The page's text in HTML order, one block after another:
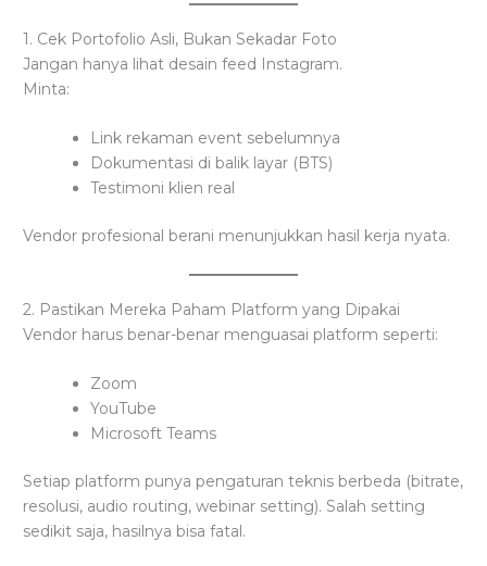
1. Cek Portofolio Asli, Bukan Sekadar Foto
Jangan hanya lihat desain feed Instagram.
Minta:
Link rekaman event sebelumnya
Dokumentasi di balik layar (BTS)
Testimoni klien real
Vendor profesional berani menunjukkan hasil kerja nyata.
2. Pastikan Mereka Paham Platform yang Dipakai
Vendor harus benar-benar menguasai platform seperti:
Zoom
YouTube
Microsoft Teams
Setiap platform punya pengaturan teknis berbeda (bitrate,
resolusi, audio routing, webinar setting). Salah setting
sedikit saja, hasilnya bisa fatal.